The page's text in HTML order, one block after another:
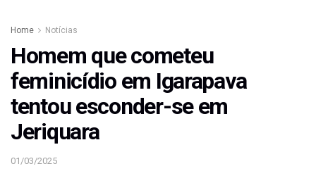
Home Notícias
Homem que cometeu
feminicídio em Igarapava
tentou esconder-se em
Jeriquara
01/03/2025